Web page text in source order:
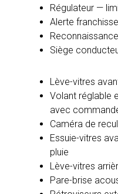
Régulateur —
Alerte
Siège
Lève-vitres
Volant réglable
avec
Caméra de recul
Essuie-vitres
pluie
Lève-vitres
Pare-brise